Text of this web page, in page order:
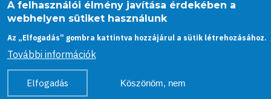
A felhasználói élmény javítása érdekében a
webhelyen sütiket használunk
Az „Elfogadás” gombra kattintva hozzájárul a sütik létrehozásához.
További információk
Elfogadás Köszönöm, nem